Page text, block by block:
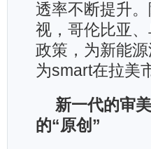
透率不断提升
视，哥伦比亚
政策，为新能
为smart在拉美
新一代的审
的“原创 ”